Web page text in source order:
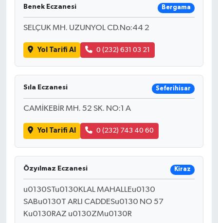
Benek Eczanesi Bergama
SELÇUK MH. UZUNYOL CD.No:44 2
Yol Tarifi Al 0 (232) 631 03 21
Sıla Eczanesi Seferihisar
CAMİKEBİR MH. 52 SK. NO:1 A
Yol Tarifi Al 0 (232) 743 40 60
Özyılmaz Eczanesi Kiraz
u0130STu0130KLAL MAHALLEu0130
SABu0130T ARLI CADDESu0130 NO 57
Ku0130RAZ u0130ZMu0130R